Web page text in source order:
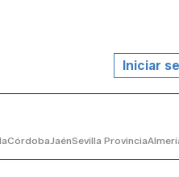
Iniciar
CórdobaJaénSevilla Provincia